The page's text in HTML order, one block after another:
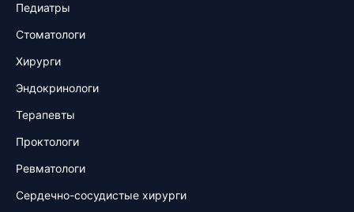
Педиатры
Стоматологи
Хирурги
Эндокринологи
Терапевты
Проктологи
Ревматологи
Сердечно-сосудистые хирурги